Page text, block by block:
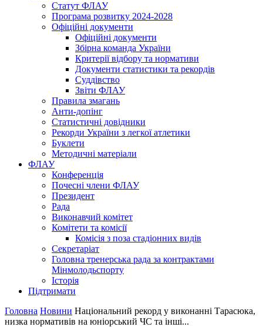
Статут ФЛАУ
Програма розвитку 2024-2028
Офіційні документи
Офіційні документи
Збірна команда України
Критерії відбору та нормативи
Документи статистики та рекордів
Суддівство
Звіти ФЛАУ
Правила змагань
Анти-допінг
Статистичні довідники
Рекорди України з легкої атлетики
Буклети
Методичні матеріали
ФЛАУ
Конференція
Почесні члени ФЛАУ
Президент
Рада
Виконавчий комітет
Комітети та комісії
Комісія з поза стадіонних видів
Секретаріат
Головна тренерська рада за контрактами
Мінмолодьспорту
Історія
Підтримати
Головна Новини Національний рекорд у виконанні Тарасюка,
низка нормативів на юніорський ЧС та інші...